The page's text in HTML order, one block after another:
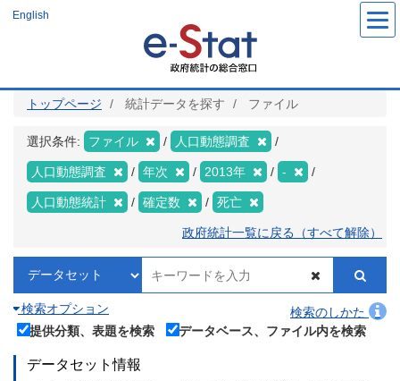
ツ
English
トップページ 統計データを探す ファイル
選択条件: ファイル 人口動態調査
人口動態調査 年次 2013年 -
人口動態統計 確定数 死亡
政府統計一覧に戻る（すべて解除）
検索オプション
検索のしかた
提供分類、表題を検索
データベース、ファイル内を検索
データセット情報